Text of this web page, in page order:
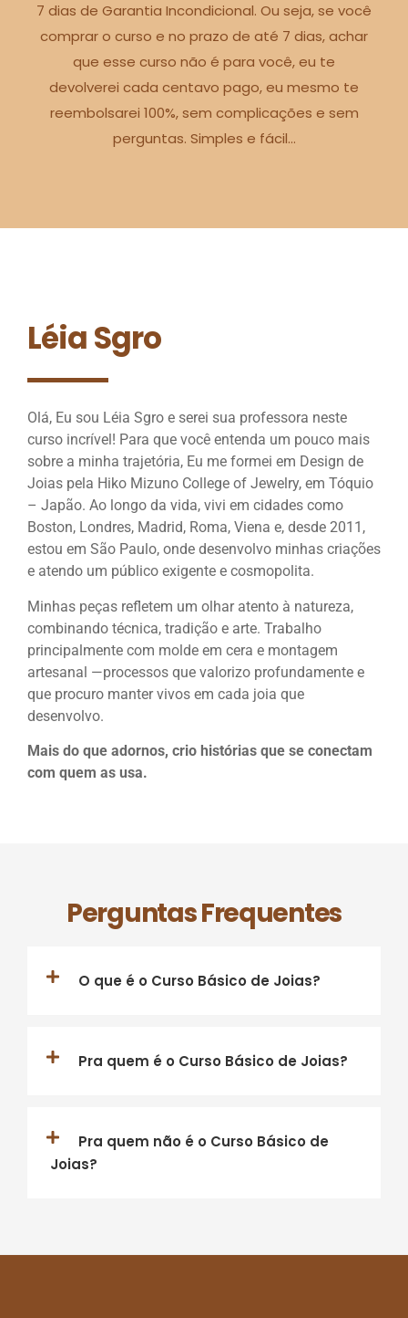
7 dias de Garantia Incondicional. Ou seja, se você
comprar o curso e no prazo de até 7 dias, achar
que esse curso não é para você, eu te
devolverei cada centavo pago, eu mesmo te
reembolsarei 100%, sem complicações e sem
perguntas. Simples e fácil…
Léia Sgro
Olá, Eu sou Léia Sgro e serei sua professora neste
curso incrível! Para que você entenda um pouco mais
sobre a minha trajetória, Eu me formei em Design de
Joias pela Hiko Mizuno College of Jewelry, em Tóquio
– Japão. Ao longo da vida, vivi em cidades como
Boston, Londres, Madrid, Roma, Viena e, desde 2011,
estou em São Paulo, onde desenvolvo minhas criações
e atendo um público exigente e cosmopolita.
Minhas peças refletem um olhar atento à natureza,
combinando técnica, tradição e arte. Trabalho
principalmente com molde em cera e montagem
artesanal —processos que valorizo profundamente e
que procuro manter vivos em cada joia que
desenvolvo.
Mais do que adornos, crio histórias que se conectam
com quem as usa.
Perguntas Frequentes
O que é o Curso Básico de Joias?
Pra quem é o Curso Básico de Joias?
Pra quem não é o Curso Básico de
Joias?